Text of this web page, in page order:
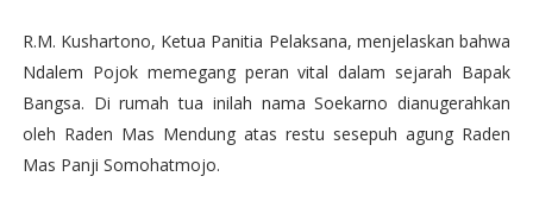
R.M. Kushartono, Ketua Panitia Pelaksana, menjelaskan bahwa
Ndalem Pojok memegang peran vital dalam sejarah Bapak
Bangsa. Di rumah tua inilah nama Soekarno dianugerahkan
oleh Raden Mas Mendung atas restu sesepuh agung Raden
Mas Panji Somohatmojo.